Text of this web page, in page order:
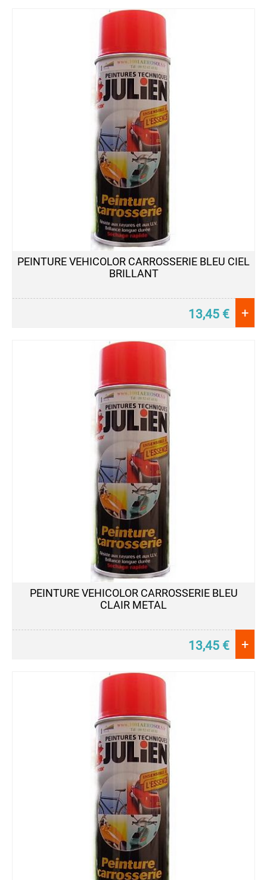
PEINTURE VEHICOLOR CARROSSERIE BLEU CIEL
BRILLANT
13,45 € +
PEINTURE VEHICOLOR CARROSSERIE BLEU
CLAIR METAL
13,45 € +